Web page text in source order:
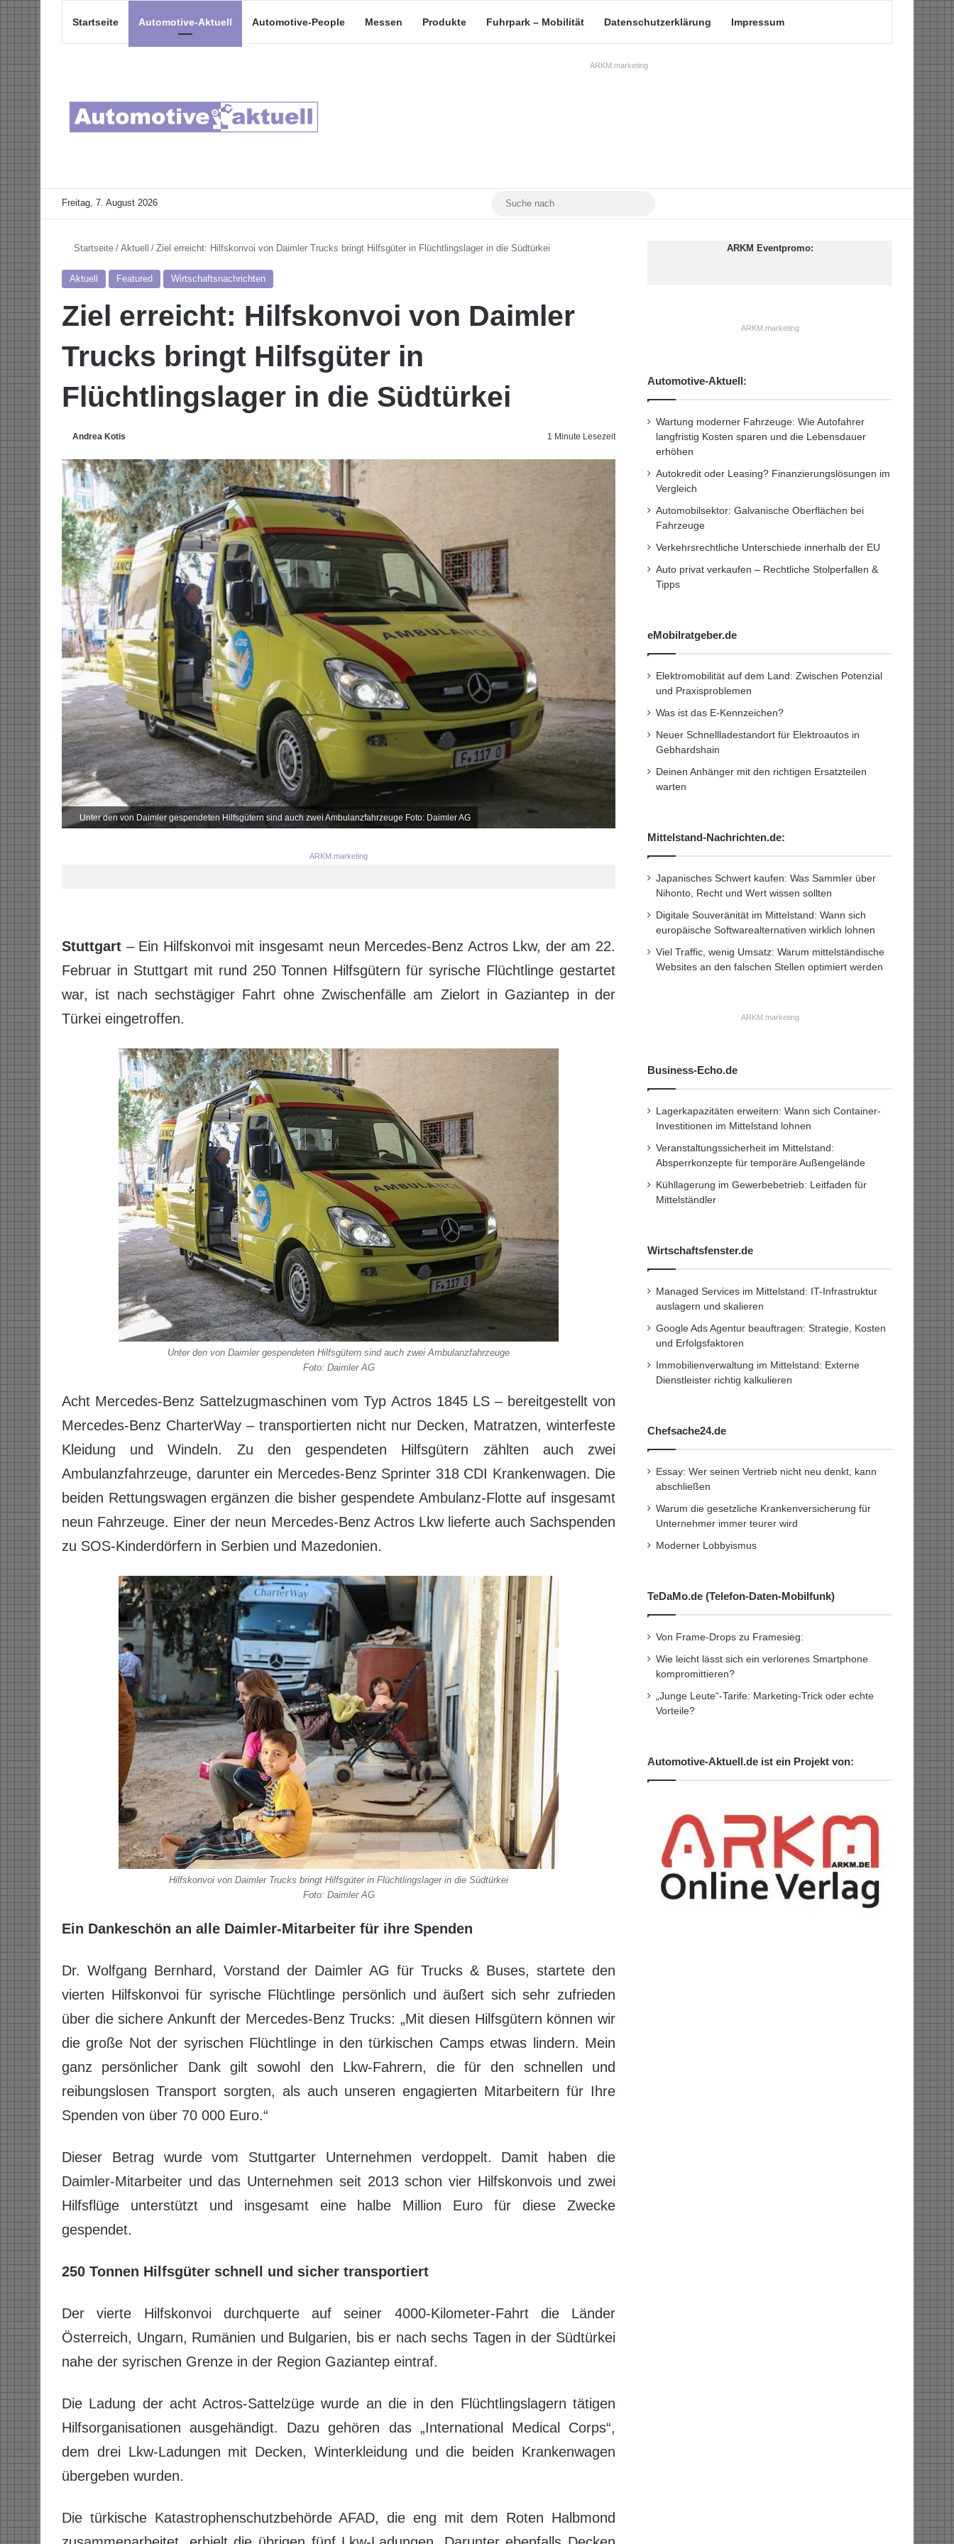
Startseite Automotive-Aktuell Automotive-People Messen Produkte Fuhrpark – Mobilität Datenschutzerklärung Impressum
ARKM.marketing
Freitag, 7. August 2026 YouTubeMastodon
Startseite / Aktuell / Ziel erreicht: Hilfskonvoi von Daimler Trucks bringt Hilfsgüter in Flüchtlingslager in die Südtürkei
Aktuell Featured Wirtschaftsnachrichten
Ziel erreicht: Hilfskonvoi von Daimler
Trucks bringt Hilfsgüter in
Flüchtlingslager in die Südtürkei
Andrea Kotis 1 Minute Lesezeit
Unter den von Daimler gespendeten Hilfsgütern sind auch zwei Ambulanzfahrzeuge Foto: Daimler AG
ARKM.marketing
Stuttgart – Ein Hilfskonvoi mit insgesamt neun Mercedes-Benz Actros Lkw, der am 22.
Februar in Stuttgart mit rund 250 Tonnen Hilfsgütern für syrische Flüchtlinge gestartet
war, ist nach sechstägiger Fahrt ohne Zwischenfälle am Zielort in Gaziantep in der
Türkei eingetroffen.
Unter den von Daimler gespendeten Hilfsgütern sind auch zwei Ambulanzfahrzeuge
Foto: Daimler AG
Acht Mercedes-Benz Sattelzugmaschinen vom Typ Actros 1845 LS – bereitgestellt von
Mercedes-Benz CharterWay – transportierten nicht nur Decken, Matratzen, winterfeste
Kleidung und Windeln. Zu den gespendeten Hilfsgütern zählten auch zwei
Ambulanzfahrzeuge, darunter ein Mercedes-Benz Sprinter 318 CDI Krankenwagen. Die
beiden Rettungs­­wagen ergänzen die bisher gespendete Ambulanz-Flotte auf insgesamt
neun Fahrzeuge. Einer der neun Mercedes-Benz Actros Lkw lieferte auch Sachspenden
zu SOS-Kinderdörfern in Serbien und Mazedonien.
Hilfskonvoi von Daimler Trucks bringt Hilfsgüter in Flüchtlingslager in die Südtürkei
Foto: Daimler AG
Ein Dankeschön an alle Daimler-Mitarbeiter für ihre Spenden
Dr. Wolfgang Bernhard, Vorstand der Daimler AG für Trucks & Buses, startete den
vierten Hilfskonvoi für syrische Flüchtlinge persönlich und äußert sich sehr zufrieden
über die sichere Ankunft der Mercedes-Benz Trucks: „Mit diesen Hilfsgütern können wir
die große Not der syrischen Flüchtlinge in den türkischen Camps etwas lindern. Mein
ganz persönlicher Dank gilt sowohl den Lkw-Fahrern, die für den schnellen und
reibungslosen Transport sorgten, als auch unseren engagierten Mitarbeitern für Ihre
Spenden von über 70 000 Euro.“
Dieser Betrag wurde vom Stuttgarter Unternehmen verdoppelt. Damit haben die
Daimler-Mitarbeiter und das Unternehmen seit 2013 schon vier Hilfskonvois und zwei
Hilfsflüge unterstützt und insgesamt eine halbe Million Euro für diese Zwecke
gespendet.
250 Tonnen Hilfsgüter schnell und sicher transportiert
Der vierte Hilfskonvoi durchquerte auf seiner 4000-Kilometer-Fahrt die Länder
Österreich, Ungarn, Rumänien und Bulgarien, bis er nach sechs Tagen in der Südtürkei
nahe der syrischen Grenze in der Region Gaziantep eintraf.
Die Ladung der acht Actros-Sattelzüge wurde an die in den Flüchtlingslagern tätigen
Hilfsorganisationen ausgehändigt. Dazu gehören das „International Medical Corps“,
dem drei Lkw-Ladungen mit Decken, Winterkleidung und die beiden Krankenwagen
übergeben wurden.
Die türkische Katastrophenschutzbehörde AFAD, die eng mit dem Roten Halbmond
ARKM Eventpromo:
ARKM.marketing
Automotive-Aktuell:
Wartung moderner Fahrzeuge: Wie Autofahrer
langfristig Kosten sparen und die Lebensdauer
erhöhen
Autokredit oder Leasing? Finanzierungslösungen im
Vergleich
Automobilsektor: Galvanische Oberflächen bei
Fahrzeuge
Verkehrsrechtliche Unterschiede innerhalb der EU
Auto privat verkaufen – Rechtliche Stolperfallen &
Tipps
eMobilratgeber.de
Elektromobilität auf dem Land: Zwischen Potenzial
und Praxisproblemen
Was ist das E-Kennzeichen?
Neuer Schnellladestandort für Elektroautos in
Gebhardshain
Deinen Anhänger mit den richtigen Ersatzteilen
warten
Mittelstand-Nachrichten.de:
Japanisches Schwert kaufen: Was Sammler über
Nihonto, Recht und Wert wissen sollten
Digitale Souveränität im Mittelstand: Wann sich
europäische Softwarealternativen wirklich lohnen
Viel Traffic, wenig Umsatz: Warum mittelständische
Websites an den falschen Stellen optimiert werden
ARKM.marketing
Business-Echo.de
Lagerkapazitäten erweitern: Wann sich Container-
Investitionen im Mittelstand lohnen
Veranstaltungssicherheit im Mittelstand:
Absperrkonzepte für temporäre Außengelände
Kühllagerung im Gewerbebetrieb: Leitfaden für
Mittelständler
Wirtschaftsfenster.de
Managed Services im Mittelstand: IT-Infrastruktur
auslagern und skalieren
Google Ads Agentur beauftragen: Strategie, Kosten
und Erfolgsfaktoren
Immobilienverwaltung im Mittelstand: Externe
Dienstleister richtig kalkulieren
Chefsache24.de
Essay: Wer seinen Vertrieb nicht neu denkt, kann
abschließen
Warum die gesetzliche Krankenversicherung für
Unternehmer immer teurer wird
Moderner Lobbyismus
TeDaMo.de (Telefon-Daten-Mobilfunk)
Von Frame-Drops zu Framesieg:
Wie leicht lässt sich ein verlorenes Smartphone
kompromittieren?
„Junge Leute“-Tarife: Marketing-Trick oder echte
Vorteile?
Automotive-Aktuell.de ist ein Projekt von: